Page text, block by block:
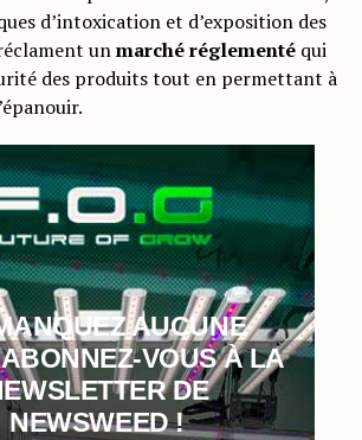
d’intoxication et d’exposition des
unmarché réglementéqui
des produits tout en permettant à
AUCUNE
VOUS À LA
DE
NEWSWEED !